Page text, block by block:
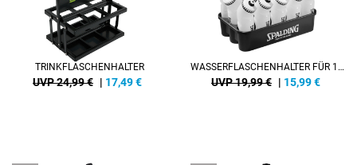
TRINKFLASCHENHALTER
UVP 24,99 € | 17,49€
WASSERFLASCHENHALTER FÜR 12 FLASCHEN
UVP 19,99 € | 15,99€